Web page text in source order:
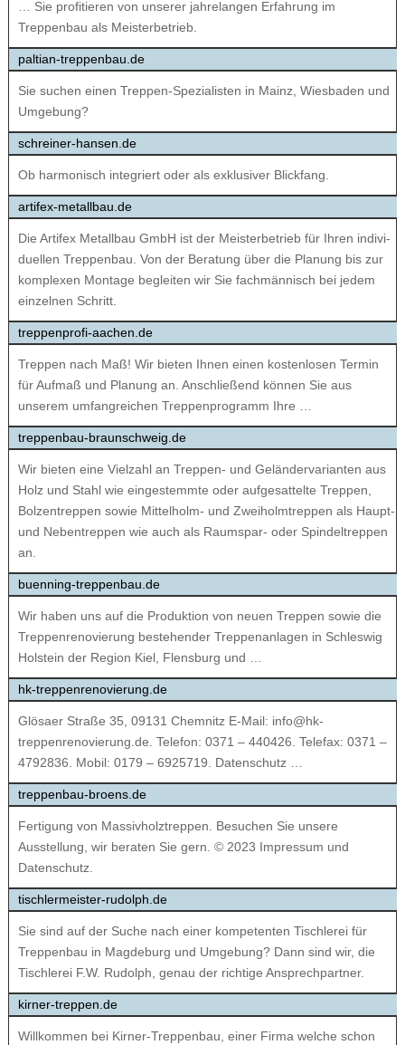
… Sie profitieren von unserer jahrelangen Erfahrung im
Treppenbau als Meisterbetrieb.
paltian-treppenbau.de
Sie suchen einen Treppen-Spezialisten in Mainz, Wiesbaden und
Umgebung?
schreiner-hansen.de
Ob harmonisch integriert oder als exklusiver Blickfang.
artifex-metallbau.de
Die Ar­ti­fex Me­tall­bau GmbH ist der Meis­ter­be­trieb für Ihren in­di­vi­
du­el­len Trep­pen­bau. Von der Be­ra­tung über die Pla­nung bis zur
kom­ple­xen Mon­ta­ge be­glei­ten wir Sie fachmännisch bei jedem
ein­zel­nen Schritt.
treppenprofi-aachen.de
Treppen nach Maß! Wir bieten Ihnen einen kostenlosen Termin
für Aufmaß und Planung an. Anschließend können Sie aus
unserem umfangreichen Treppenprogramm Ihre …
treppenbau-braunschweig.de
Wir bieten eine Vielzahl an Treppen- und Geländervarianten aus
Holz und Stahl wie eingestemmte oder aufgesattelte Treppen,
Bolzentreppen sowie Mittelholm- und Zweiholmtreppen als Haupt-
und Nebentreppen wie auch als Raumspar- oder Spindeltreppen
an.
buenning-treppenbau.de
Wir haben uns auf die Produktion von neuen Treppen sowie die
Treppenrenovierung bestehender Treppenanlagen in Schleswig
Holstein der Region Kiel, Flensburg und …
hk-treppenrenovierung.de
Glösaer Straße 35, 09131 Chemnitz E-Mail: info@hk-
treppenrenovierung.de. Telefon: 0371 – 440426. Telefax: 0371 –
4792836. Mobil: 0179 – 6925719. Datenschutz …
treppenbau-broens.de
Fertigung von Massivholztreppen. Besuchen Sie unsere
Ausstellung, wir beraten Sie gern. © 2023 Impressum und
Datenschutz.
tischlermeister-rudolph.de
Sie sind auf der Suche nach einer kompetenten Tischlerei für
Treppenbau in Magdeburg und Umgebung? Dann sind wir, die
Tischlerei F.W. Rudolph, genau der richtige Ansprechpartner.
kirner-treppen.de
Willkommen bei Kirner-Treppenbau, einer Firma welche schon